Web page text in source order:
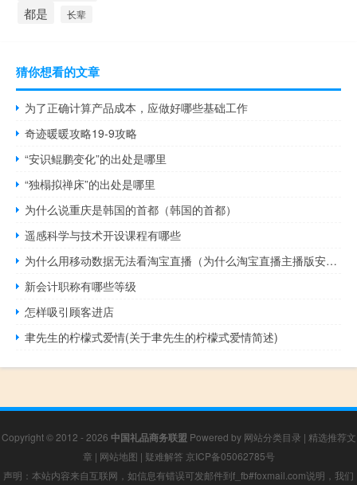
都是 长辈
猜你想看的文章
为了正确计算产品成本，应做好哪些基础工作
奇迹暖暖攻略19-9攻略
“安识鲲鹏变化”的出处是哪里
“独榻拟禅床”的出处是哪里
为什么说重庆是韩国的首都（韩国的首都）
遥感科学与技术开设课程有哪些
为什么用移动数据无法看淘宝直播（为什么淘宝直播主播版安卓不能用）
新会计职称有哪些等级
怎样吸引顾客进店
聿先生的柠檬式爱情(关于聿先生的柠檬式爱情简述)
Copyright © 2012 - 2026 中国礼品商务联盟 Powered by 网站分类目录 | 精选推荐文
章 | 网站地图 | 疑难解答 京ICP备05062785号
声明：本站内容来自互联网，如信息有错误可发邮件到f_fb#foxmail.com说明，我们